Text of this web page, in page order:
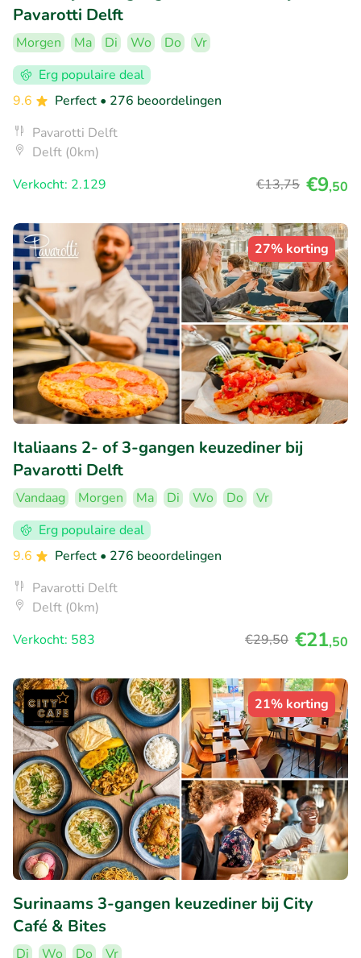
Pavarotti Delft
Morgen Ma Di Wo Do
Vr
Erg populaire deal
9.6
Perfect • 276 beoordelingen
Pavarotti Delft
Delft (0km)
Verkocht: 2.129
€13,75 €9,50
27% korting
Italiaans 2- of 3-gangen keuzediner bij
Pavarotti Delft
Vandaag Morgen Ma Di Wo Do
Vr
Erg populaire deal
9.6
Perfect • 276 beoordelingen
Pavarotti Delft
Delft (0km)
Verkocht: 583
€29,50 €21,50
21% korting
Surinaams 3-gangen keuzediner bij City
Café & Bites
Di Wo Do
Vr